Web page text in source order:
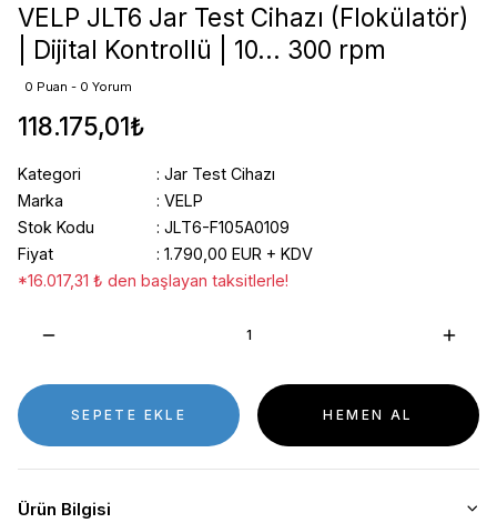
VELP JLT6 Jar Test Cihazı (Flokülatör)
| Dijital Kontrollü | 10... 300 rpm
0 Puan - 0 Yorum
118.175,01₺
Kategori
Jar Test Cihazı
Marka
VELP
Stok Kodu
JLT6-F105A0109
Fiyat
1.790,00 EUR + KDV
*16.017,31 ₺ den başlayan taksitlerle!
SEPETE EKLE HEMEN AL
Ürün Bilgisi